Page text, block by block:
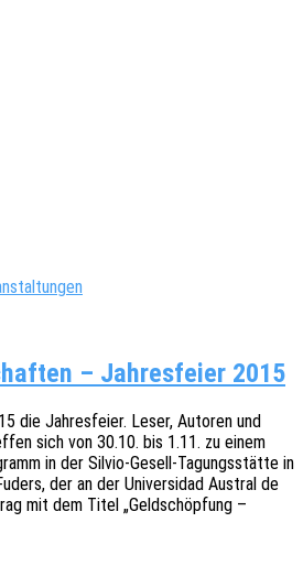
– Jahresfeier 2015
die Jahres­fei­er. Leser, Autoren und
sich von 30.10. bis 1.11. zu einem
in der Silvio-Gesell-Tagungs­­­stä­t­­te in
der an der Univer­si­dad Austral de
mit dem Titel „Geld­schöp­fung –